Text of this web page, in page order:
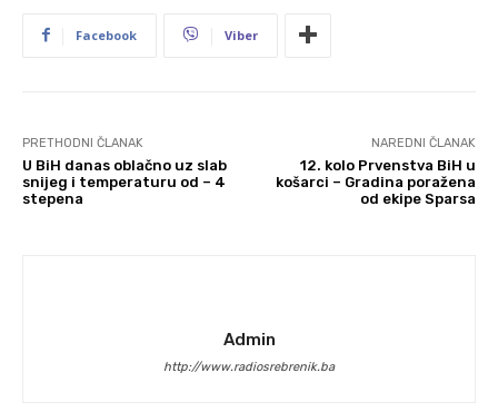
Facebook Viber
PRETHODNI ČLANAK
U BiH danas oblačno uz slab
snijeg i temperaturu od – 4
stepena
NAREDNI ČLANAK
12. kolo Prvenstva BiH u
košarci – Gradina poražena
od ekipe Sparsa
Admin
http://www.radiosrebrenik.ba